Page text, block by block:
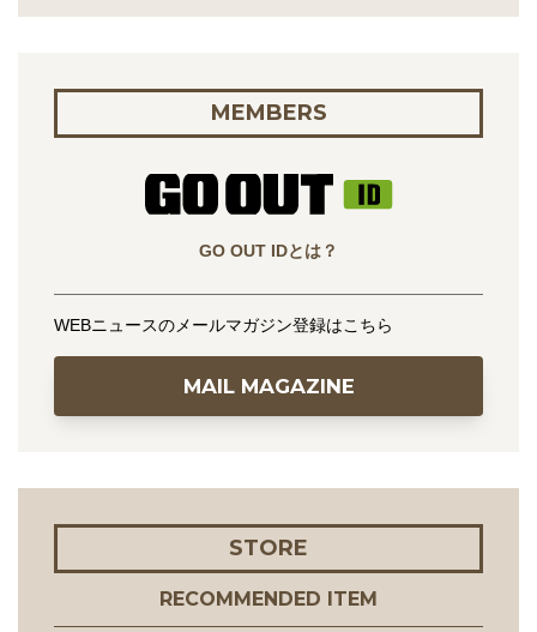
MEMBERS
GO OUT IDとは？
WEBニュースのメールマガジン登録はこちら
MAIL MAGAZINE
STORE
RECOMMENDED ITEM